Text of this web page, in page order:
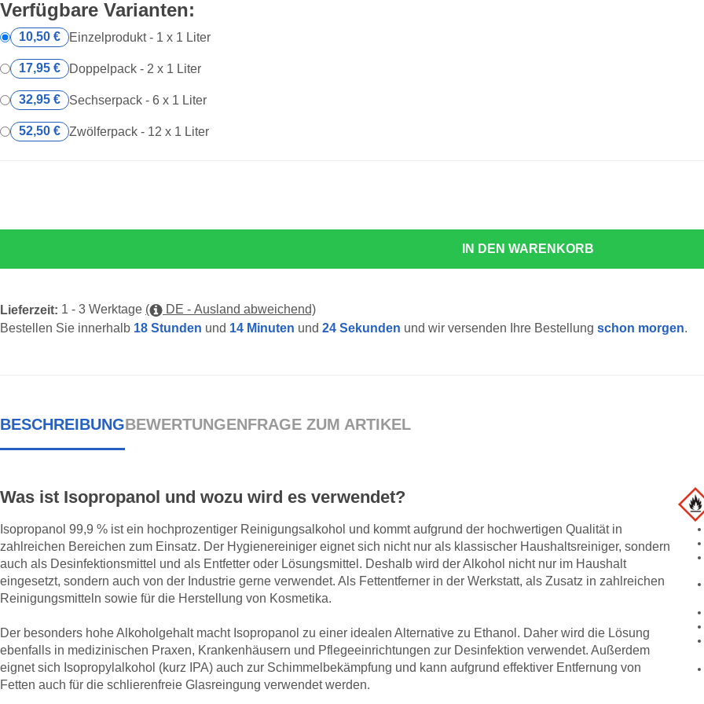
Verfügbare Varianten:
10,50 € Einzelprodukt - 1 x 1 Liter
17,95 € Doppelpack - 2 x 1 Liter
32,95 € Sechserpack - 6 x 1 Liter
52,50 € Zwölferpack - 12 x 1 Liter
IN DEN WARENKORB
Lieferzeit: 1 - 3 Werktage (
DE - Ausland abweichend)
Bestellen Sie innerhalb 18 Stunden und 14 Minuten und 23 Sekunden und wir versenden Ihre Bestellung schon morgen.
BESCHREIBUNGBEWERTUNGENFRAGE ZUM ARTIKEL
Was ist Isopropanol und wozu wird es verwendet?
Isopropanol 99,9 % ist ein hochprozentiger Reinigungsalkohol und kommt aufgrund der hochwertigen Qualität in
zahlreichen Bereichen zum Einsatz. Der Hygienereiniger eignet sich nicht nur als klassischer Haushaltsreiniger, sondern
auch als Desinfektionsmittel und als Entfetter oder Lösungsmittel. Deshalb wird der Alkohol nicht nur im Haushalt
eingesetzt, sondern auch von der Industrie gerne verwendet. Als Fettentferner in der Werkstatt, als Zusatz in zahlreichen
Reinigungsmitteln sowie für die Herstellung von Kosmetika.
Der besonders hohe Alkoholgehalt macht Isopropanol zu einer idealen Alternative zu Ethanol. Daher wird die Lösung
ebenfalls in medizinischen Praxen, Krankenhäusern und Pflegeeinrichtungen zur Desinfektion verwendet. Außerdem
eignet sich Isopropylalkohol (kurz IPA) auch zur Schimmelbekämpfung und kann aufgrund effektiver Entfernung von
Fetten auch für die schlierenfreie Glasreingung verwendet werden.